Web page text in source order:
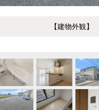
【建物外観】